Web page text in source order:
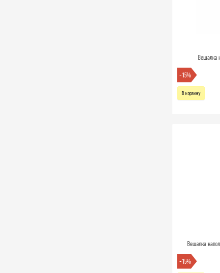
Вешалка
-15%
В корзину
Вешалка
-15%